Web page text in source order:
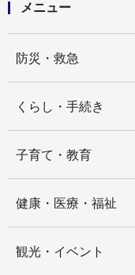
メニュー
防災・救急
くらし・手続き
子育て・教育
健康・医療・福祉
観光・イベント